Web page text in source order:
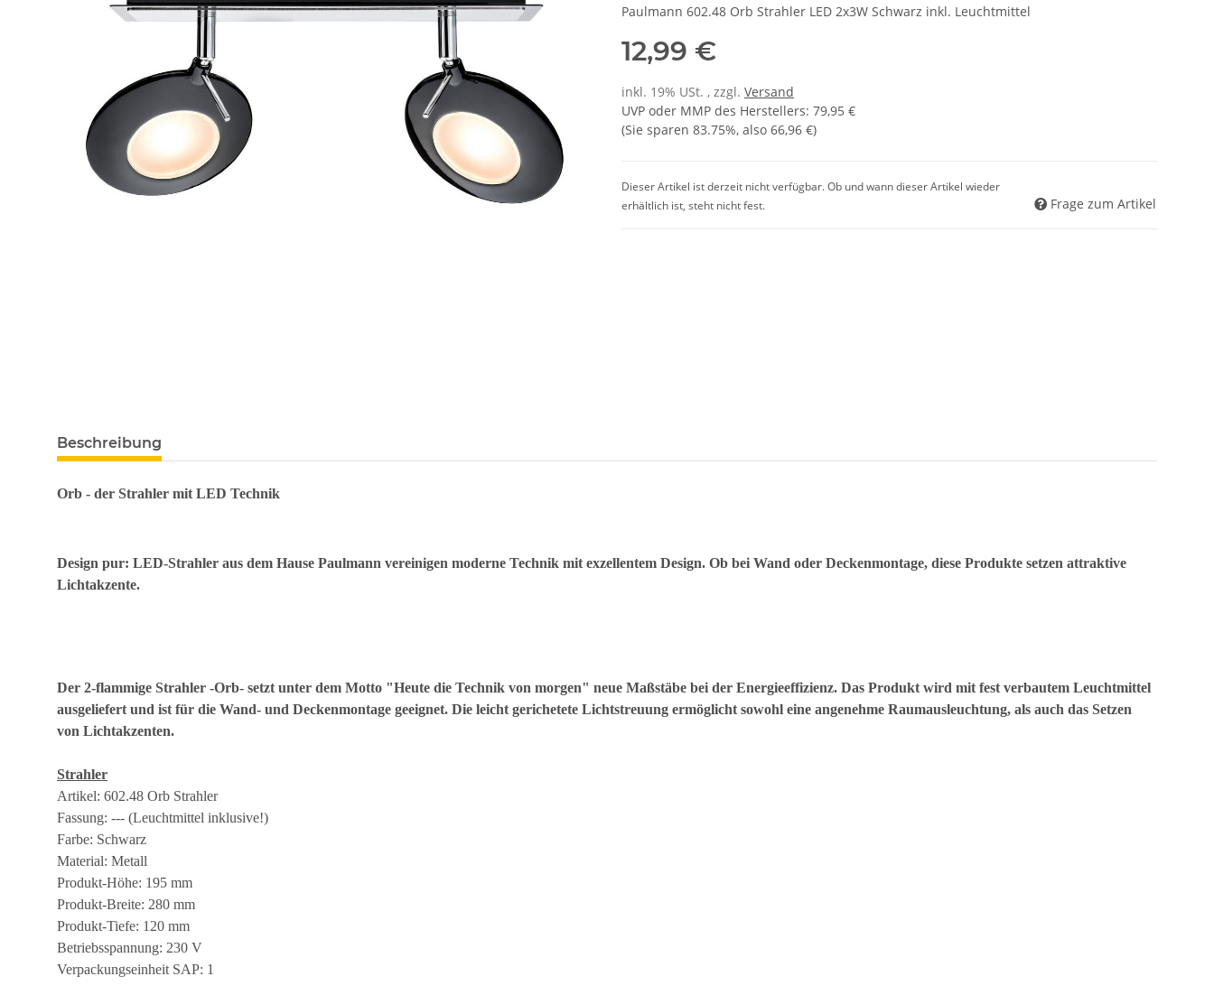
Paulmann 602.48 Orb Strahler LED 2x3W Schwarz inkl. Leuchtmittel
12,99 €
inkl. 19% USt. , zzgl. Versand
UVP oder MMP des Herstellers: 79,95 €
(Sie sparen 83.75%, also 66,96 €)
Dieser Artikel ist derzeit nicht verfügbar. Ob und wann dieser Artikel wieder
erhältlich ist, steht nicht fest.
Frage zum Artikel
Beschreibung
Orb - der Strahler mit LED Technik
Design pur: LED-Strahler aus dem Hause Paulmann vereinigen moderne Technik mit exzellentem Design. Ob bei Wand oder Deckenmontage, diese Produkte setzen attraktive
Lichtakzente.
Der 2-flammige Strahler -Orb- setzt unter dem Motto "Heute die Technik von morgen" neue Maßstäbe bei der Energieeffizienz. Das Produkt wird mit fest verbautem Leuchtmittel
ausgeliefert und ist für die Wand- und Deckenmontage geeignet. Die leicht gerichetete Lichtstreuung ermöglicht sowohl eine angenehme Raumausleuchtung, als auch das Setzen
von Lichtakzenten.
Strahler
Artikel: 602.48 Orb Strahler
Fassung: --- (Leuchtmittel inklusive!)
Farbe: Schwarz
Material: Metall
Produkt-Höhe: 195 mm
Produkt-Breite: 280 mm
Produkt-Tiefe: 120 mm
Betriebsspannung: 230 V
Verpackungseinheit SAP: 1